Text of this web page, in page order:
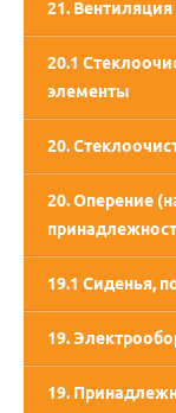
21.
20.1
элементы
20.
20. Оперение
19.1 Сиденья,
19.
19.